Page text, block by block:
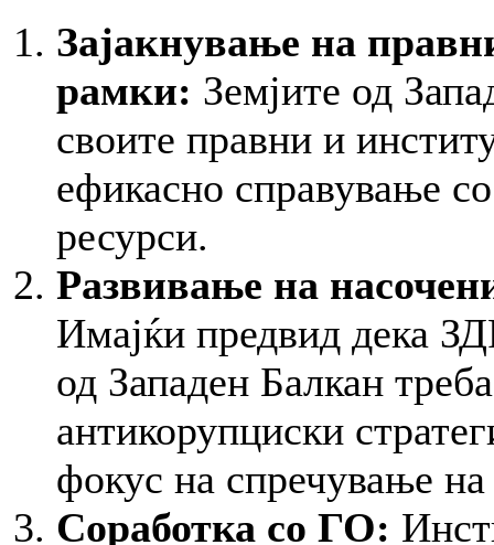
Зајакнување на
рамки: Земјите од
своите правни и
ефикасно справување
ресурси.
Развивање на
Имајќи предвид дека
од Западен Балкан
антикорупциски
фокус на спречување на
Соработка со ГО: